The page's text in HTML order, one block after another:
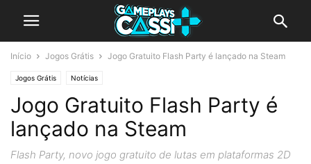
Início Jogos Grátis Jogo Gratuito Flash Party é lançado na Steam
Jogos Grátis Notícias
Jogo Gratuito Flash Party é
lançado na Steam
Flash Party, novo jogo gratuito de lutas em plataformas 2D